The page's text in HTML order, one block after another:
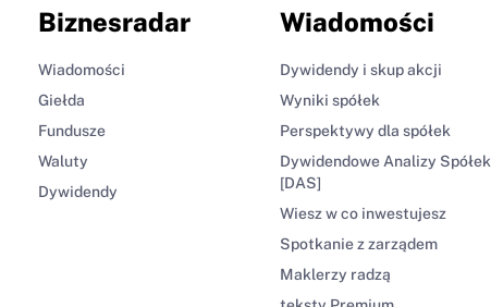
Biznesradar
Wiadomości
Giełda
Fundusze
Waluty
Dywidendy
Wiadomości
Dywidendy i skup akcji
Wyniki spółek
Perspektywy dla spółek
Dywidendowe Analizy Spółek
[DAS]
Wiesz w co inwestujesz
Spotkanie z zarządem
Maklerzy radzą